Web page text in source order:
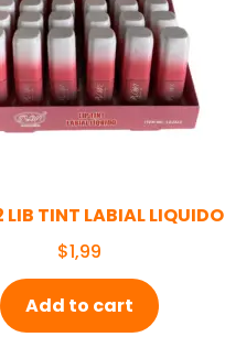
LIB TINT LABIAL LIQUIDO
$1,99
Add to cart